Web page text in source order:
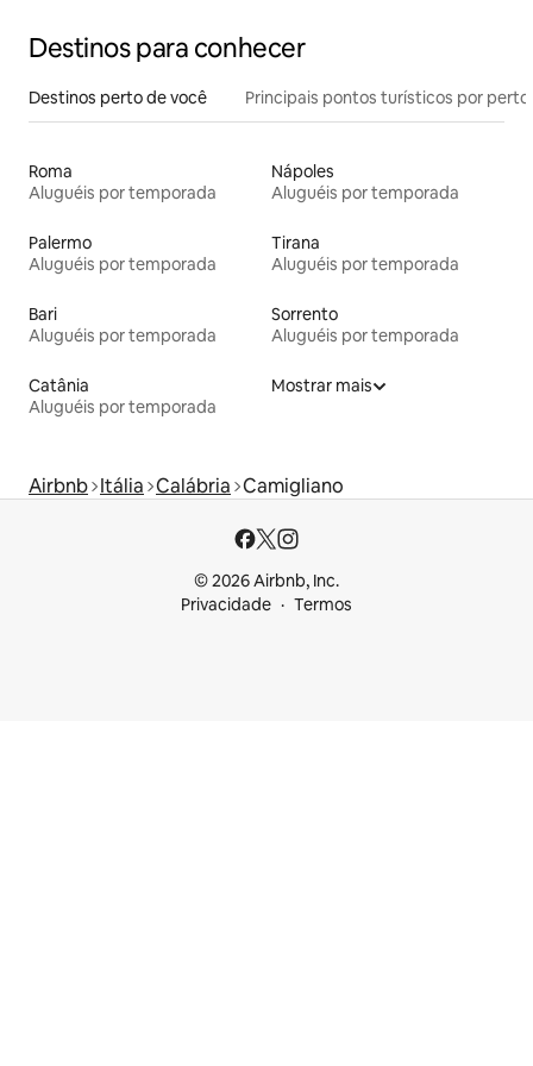
Destinos para conhecer
Destinos perto de você Principais pontos turísticos por perto
Roma
Aluguéis por temporada
Nápoles
Aluguéis por temporada
Palermo
Aluguéis por temporada
Tirana
Aluguéis por temporada
Bari
Aluguéis por temporada
Sorrento
Aluguéis por temporada
Catânia
Aluguéis por temporada
Mostrar mais
Airbnb Itália Calábria Camigliano
© 2026 Airbnb, Inc.
Privacidade
Termos